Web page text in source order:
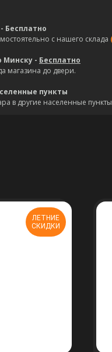
Бесплатно
с нашего склада
Минску - Бесплатно
магазина до двери.
пункты
в другие населенные
ЛЕТНИЕ
СКИДКИ